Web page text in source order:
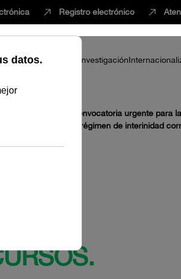
Registro electrónico
Profesorado Investigación
se aprueba una convocatoria urgente para
y Servicios en régimen de interinidad